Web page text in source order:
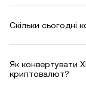
Скільки сьогодні
Як конвертувати
криптовалют?